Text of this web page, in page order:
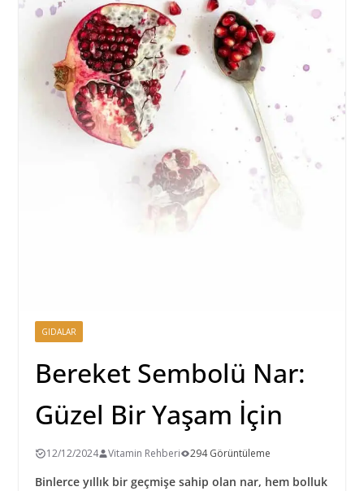
GIDALAR
Bereket Sembolü Nar:
Güzel Bir Yaşam İçin
12/12/2024 Vitamin Rehberi 294 Görüntüleme
Binlerce yıllık bir geçmişe sahip olan nar, hem bolluk